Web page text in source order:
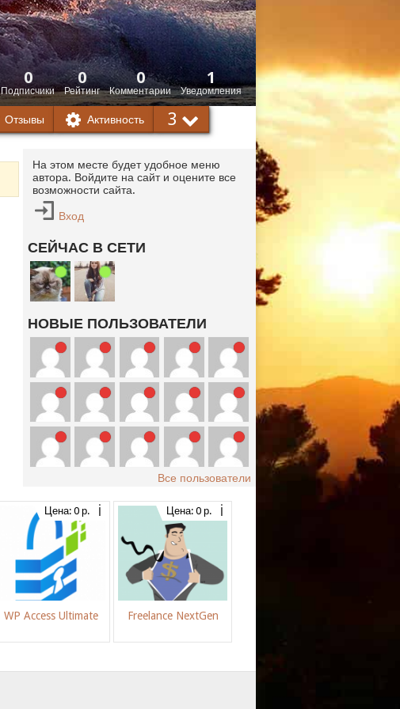
Подписчики
0
Рейтинг
0
Комментарии
0
Уведомления
1
Отзывы Активность 3
На этом месте будет удобное меню
автора. Войдите на сайт и оцените все
возможности сайта.
Вход
СЕЙЧАС В СЕТИ
НОВЫЕ ПОЛЬЗОВАТЕЛИ
Все пользователи
Цена: 0 р.
WP Access Ultimate
Цена: 0 р.
Freelance NextGen